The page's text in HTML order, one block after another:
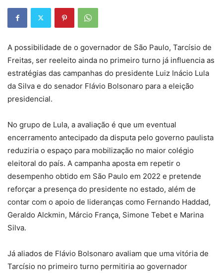
A possibilidade de o governador de São Paulo, Tarcísio de
Freitas, ser reeleito ainda no primeiro turno já influencia as
estratégias das campanhas do presidente Luiz Inácio Lula
da Silva e do senador Flávio Bolsonaro para a eleição
presidencial.
No grupo de Lula, a avaliação é que um eventual
encerramento antecipado da disputa pelo governo paulista
reduziria o espaço para mobilização no maior colégio
eleitoral do país. A campanha aposta em repetir o
desempenho obtido em São Paulo em 2022 e pretende
reforçar a presença do presidente no estado, além de
contar com o apoio de lideranças como Fernando Haddad,
Geraldo Alckmin, Márcio França, Simone Tebet e Marina
Silva.
Já aliados de Flávio Bolsonaro avaliam que uma vitória de
Tarcísio no primeiro turno permitiria ao governador